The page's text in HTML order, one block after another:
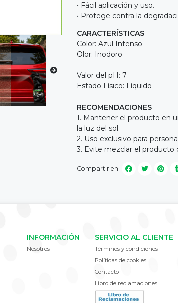
• Fácil aplicación y uso.
• Protege contra la
CARACTERÍSTICAS
Color: Azul Intenso
Olor: Inodoro
Valor del pH: 7
Estado Físico: Líquido
RECOMENDACIONES
1. Mantener el producto en
la luz del sol.
2. Uso exclusivo para
3. Evite mezclar el producto
Compartir en:
INFORMACIÓN
Nosotros
SERVICIO AL CLIENTE
Términos y condiciones
Políticas de cookies
Contacto
Libro de reclamaciones